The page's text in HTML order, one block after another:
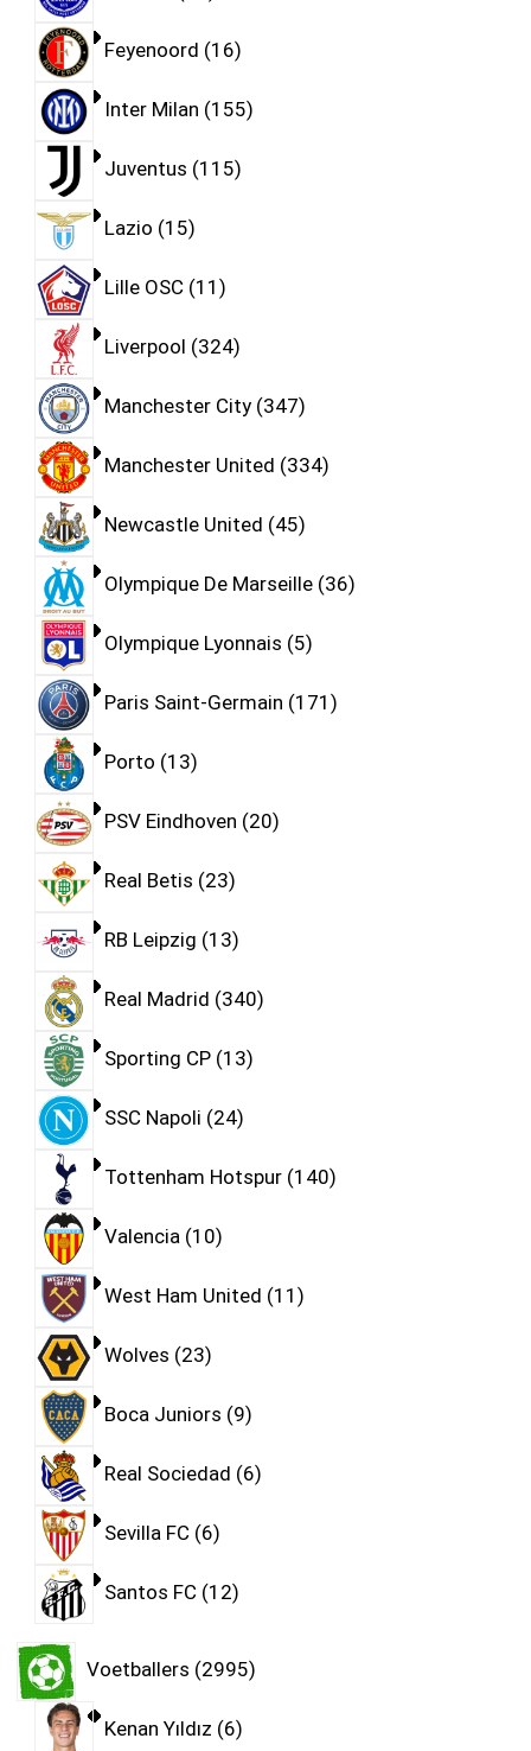
Feyenoord 16
Inter Milan 155
Juventus 115
Lazio 15
Lille OSC 11
Liverpool 324
Manchester City 347
Manchester United 334
Newcastle United 45
Olympique De Marseille 36
Olympique Lyonnais 5
Paris Saint-Germain 171
Porto 13
PSV Eindhoven 20
Real Betis 23
RB Leipzig 13
Real Madrid 340
Sporting CP 13
SSC Napoli 24
Tottenham Hotspur 140
Valencia 10
West Ham United 11
Wolves 23
Boca Juniors 9
Real Sociedad 6
Sevilla FC 6
Santos FC 12
Voetballers 2995
Kenan Yıldız 6